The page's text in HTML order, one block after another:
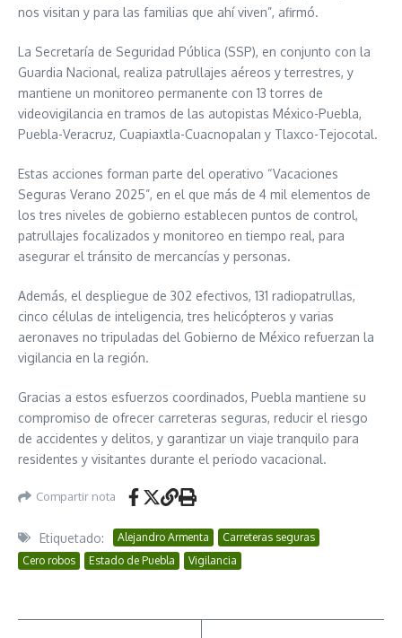
nos visitan y para las familias que ahí viven”, afirmó.
La Secretaría de Seguridad Pública (SSP), en conjunto con la
Guardia Nacional, realiza patrullajes aéreos y terrestres, y
mantiene un monitoreo permanente con 13 torres de
videovigilancia en tramos de las autopistas México-Puebla,
Puebla-Veracruz, Cuapiaxtla-Cuacnopalan y Tlaxco-Tejocotal.
Estas acciones forman parte del operativo “Vacaciones
Seguras Verano 2025”, en el que más de 4 mil elementos de
los tres niveles de gobierno establecen puntos de control,
patrullajes focalizados y monitoreo en tiempo real, para
asegurar el tránsito de mercancías y personas.
Además, el despliegue de 302 efectivos, 131 radiopatrullas,
cinco células de inteligencia, tres helicópteros y varias
aeronaves no tripuladas del Gobierno de México refuerzan la
vigilancia en la región.
Gracias a estos esfuerzos coordinados, Puebla mantiene su
compromiso de ofrecer carreteras seguras, reducir el riesgo
de accidentes y delitos, y garantizar un viaje tranquilo para
residentes y visitantes durante el periodo vacacional.
Compartir nota
Etiquetado: Alejandro Armenta
Carreteras seguras
Cero robos
Estado de Puebla Vigilancia